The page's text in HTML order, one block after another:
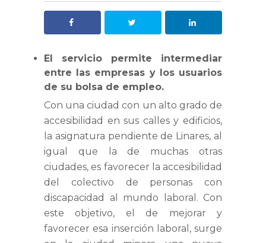
El servicio permite intermediar
entre las empresas y los usuarios
de su bolsa de empleo.
Con una ciudad con un alto grado de
accesibilidad en sus calles y edificios,
la asignatura pendiente de Linares, al
igual que la de muchas otras
ciudades, es favorecer la accesibilidad
del colectivo de personas con
discapacidad al mundo laboral. Con
este objetivo, el de mejorar y
favorecer esa inserción laboral, surge